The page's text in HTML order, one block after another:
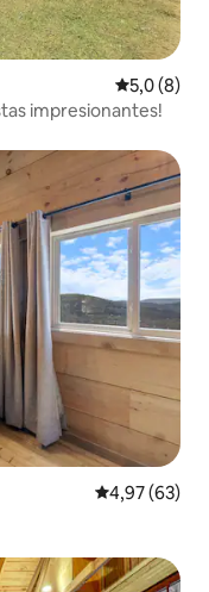
5,0 (8)
impresionantes!
Calificación
4,97 (63)